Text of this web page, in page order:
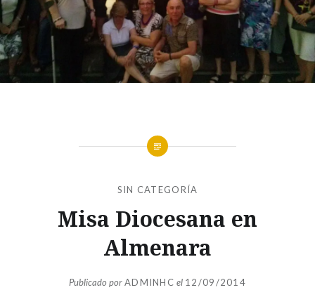
SIN CATEGORÍA
Misa Diocesana en
Almenara
Publicado porADMINHC el 12/09/2014